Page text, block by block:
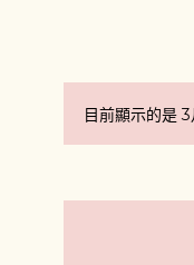
發
目前顯示的是